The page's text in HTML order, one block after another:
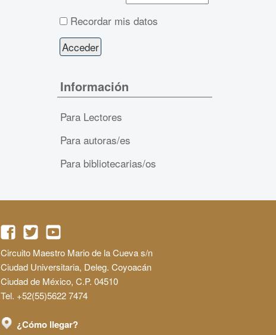
Recordar mis datos
Información
Para Lectores
Para autoras/es
Para bibliotecarias/os
Circuito Maestro Mario de la Cueva s/n
Ciudad Universitaria, Deleg. Coyoacán
Ciudad de México, C.P. 04510
Tel. +52(55)5622 7474
¿Cómo llegar?